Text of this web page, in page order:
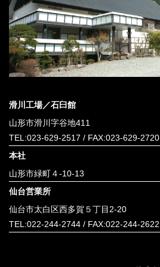
滑川工場／石臼館
山形市滑川字谷地411
TEL:023-629-2517 / FAX:023-629-2720
本社
山形市緑町４-10-13
仙台営業所
仙台市太白区西多賀５丁目2-20
TEL:022-244-2744 / FAX:022-244-2622